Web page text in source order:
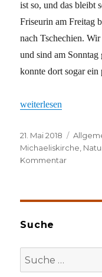
ist so, und das bleibt
Friseurin am Freitag
nach Tschechien.
und sind am
konnte dort sogar
„Gemeinsamkeiten“
weiterlesen
Veröffentlicht
am
21. Mai 2018
Michaeliskirche
Kommentarzu
Suche
Suche
nach: